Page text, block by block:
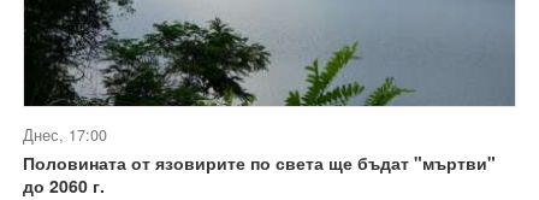
Днес, 17:00
Половината от язовирите по света ще бъдат "мъртви"
до 2060 г.